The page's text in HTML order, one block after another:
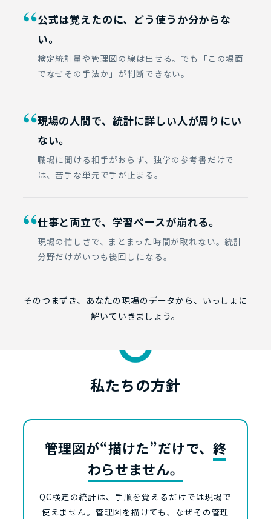
“公式は覚えたのに、どう使うか分からな
い。
検定統計量や管理図の線は出せる。でも「この場面
でなぜその手法か」が判断できない。
“現場の人間で、統計に詳しい人が周りにい
ない。
職場に聞ける相手がおらず、独学の参考書だけで
は、苦手な単元で手が止まる。
“仕事と両立で、学習ペースが崩れる。
現場の忙しさで、まとまった時間が取れない。統計
分野だけがいつも後回しになる。
そのつまずき、あなたの現場のデータから、いっしょに
解いていきましょう。
私たちの方針
管理図が“描けた”だけで、 終
わらせません。
QC検定の統計は、手順を覚えるだけでは現場で
使えません。管理図を描けても、なぜその管理